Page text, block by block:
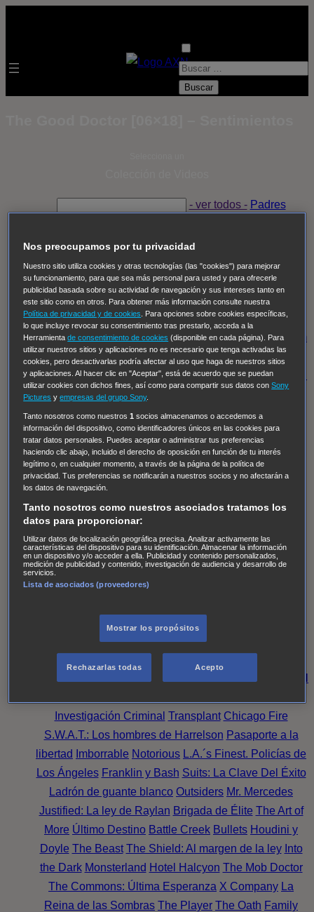
B
- ver todos - Padres
Despedida Salvaje Despedida Salvaje
Thomas, el ojo del FBI
Pan Am
Dawson crece
Insomnia El Guardián The Blacklist Cinco en familia
Hudson & Rex Diez libras y un sueño Mr Loverman
Regreso al futuro III NUEVE CUERPOS Los últimos
caballeros Tormenta infinita Sing Street Cobra Kai
Tom
y Lola High Country Los casos de Susan Ryeland:
Moonflower Murders Twisted Metal Mentes Criminales:
Evolution Terapia de Choque
Hailey Dean Without Sin: Libre de Culpa Morbius
NCIS: Nueva Orleans Pandora En fuera de juego
The Shield: Al margen de la ley Duplicated Preacher
The Killing Kind Intersecciones DOC Bite Club
Chicago Fire
de personas desaparecidas Mad Dogs La Sustituta
Ladrón de guante blanco
AXN Masters of Sex Three PinesAccused CarterAlice
Nevers Crossing Lines Einstein Sobrenatural Cómo
defender a un asesino
Reckoning: Ajuste de Cuentas
Wild Bill Mentes Criminales
Investigación Criminal Transplant Chicago Fire
S.W.A.T.: Los hombres de Harrelson Pasaporte a la
libertad
Imborrable Notorious L.A.´s Finest. Policías de
Los Ángeles Franklin y Bash Suits: La Clave Del Éxito
Ladrón de guante blanco Outsiders Mr. Mercedes
Justified: La ley de Raylan Brigada de Élite The Art of
More Último Destino Battle Creek Bullets Houdini y
Doyle The Beast The Shield: Al margen de la ley Into
the Dark Monsterland Hotel Halcyon The Mob Doctor
The Commons: Última Esperanza X Company La
Reina de las Sombras The Player The Oath Family
Nos preocupamos por tu privacidad
Nuestro sitio utiliza cookies y otras tecnologías (las "cookies") para mejorar
su funcionamiento, para que sea más personal para usted y para ofrecerle
publicidad basada sobre su actividad de navegación y sus intereses tanto en
este sitio como en otros. Para obtener más información consulte nuestra
Política de privacidad y de cookies
. Para opciones sobre cookies específicas,
lo que incluye revocar su consentimiento tras prestarlo, acceda a la
Herramientade consentimiento de cookies (disponible en cada página). Para
utilizar nuestros sitios y aplicaciones no es necesario que tenga activadas las
cookies, pero desactivarlas podría afectar al uso que haga de nuestros sitios
y aplicaciones. Al hacer clic en "Aceptar", está de acuerdo que se puedan
utilizar cookies con dichos fines, así como para compartir sus datos conSony
Pictures yempresas del grupo Sony.
Tanto nosotros como nuestros1 socios almacenamos o accedemos a
información del dispositivo, como identificadores únicos en las cookies para
tratar datos personales. Puedes aceptar o administrar tus preferencias
haciendo clic abajo, incluido el derecho de oposición en función de tu interés
legítimo o, en cualquier momento, a través de la página de la política de
privacidad. Tus preferencias se notificarán a nuestros socios y no afectarán a
los datos de navegación.
Tanto nosotros como nuestros asociados tratamos los
datos para proporcionar:
Utilizar datos de localización geográfica precisa. Analizar activamente las
características del dispositivo para su identificación. Almacenar la información
en un dispositivo y/o acceder a ella. Publicidad y contenido personalizados,
medición de publicidad y contenido, investigación de audiencia y desarrollo de
servicios.
Lista de asociados (proveedores)
Mostrar los propósitos
Rechazarlas todas Acepto